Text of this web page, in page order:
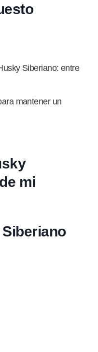
Siberiano: entre
mantener un
mi